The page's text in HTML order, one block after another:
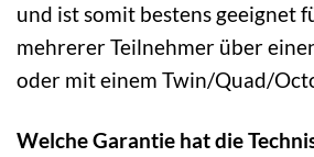
und ist somit bestens geeignet
mehrerer Teilnehmer über
oder mit einem Twin/Quad/
Welche Garantie hat die